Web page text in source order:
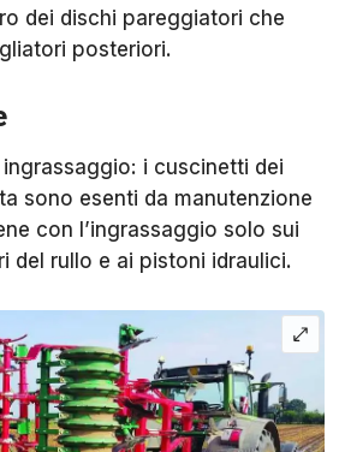
dei dischi pareggiatori che
posteriori.
i cuscinetti dei
sono esenti da manutenzione
con l’ingrassaggio solo sui
del rullo e ai pistoni idraulici.